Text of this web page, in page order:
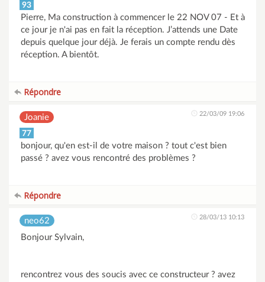
93
Pierre, Ma construction à commencer le 22 NOV 07 - Et à
ce jour je n'ai pas en fait la réception. J’attends une Date
depuis quelque jour déjà. Je ferais un compte rendu dès
réception. A bientôt.
Répondre
Joanie 22/03/09 19:06
77
bonjour, qu'en est-il de votre maison ? tout c'est bien
passé ? avez vous rencontré des problèmes ?
Répondre
neo62 28/03/13 10:13
Bonjour Sylvain,
rencontrez vous des soucis avec ce constructeur ? avez